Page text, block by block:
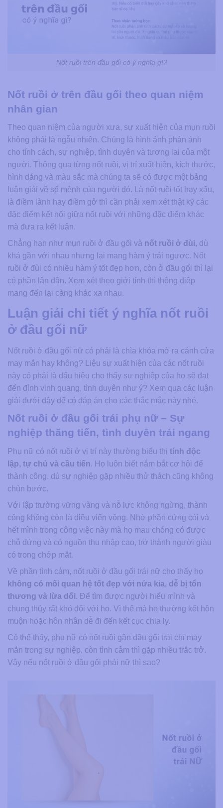
Nốt ruồi trên đầu gối có ý nghĩa gì?
Nốt ruồi ở trên đầu gối theo quan niệm
nhân gian
Theo quan niệm của người xưa, sự xuất hiện của mụn ruồi
không phải là ngẫu nhiên. Chúng là hình ảnh phản ánh
cho tính cách, sự nghiệp, tình duyên và tương lai của một
người. Thông qua từng nốt ruồi, vị trí xuất hiện, kích thước,
hình dáng và màu sắc mà chúng ta sẽ có được một bảng
luận giải về số mệnh của người đó. Là nốt ruồi tốt hay xấu,
là điềm lành hay điềm gở thì cần phải xem xét thật kỹ các
đặc điểm kết nối giữa nốt ruồi với những đặc điểm khác
mà đưa ra kết luận.
Chẳng hạn như mụn ruồi ở đầu gối và nốt ruồi ở đùi, dù
khá gần với nhau nhưng lại mang hàm ý trái ngược. Nốt
ruồi ở đùi có nhiều hàm ý tốt đẹp hơn, còn ở đầu gối thì lại
có phần lận đận. Xem xét theo giới tính thì thông điệp
mang đến lại càng khác xa nhau.
Luận giải chi tiết ý nghĩa nốt ruồi
ở đầu gối nữ
Nốt ruồi ở đầu gối nữ có phải là chìa khóa mở ra cánh cửa
may mắn hay không? Liệu sự xuất hiện của các nốt ruồi
này có phải là dấu hiệu cho thấy sự nghiệp của họ sẽ đạt
đến đỉnh vinh quang, tình duyên như ý? Xem qua các luận
giải dưới đây để có đáp án cho các thắc mắc này nhé.
Nốt ruồi ở đầu gối trái phụ nữ – Sự
nghiệp thăng tiến, tình duyên trái ngang
Phụ nữ có nốt ruồi ở vị trí này thường biểu thị tính độc
lập, tự chủ và cầu tiến. Họ luôn biết nắm bắt cơ hội để
thành công, dù sự nghiệp gặp nhiều thử thách cũng không
chùn bước.
Với lập trường vững vàng và nỗ lực không ngừng, thành
công không còn là điều viển vông. Nhờ phần cứng cỏi và
hết mình trong công việc này mà họ mau chóng có được
chỗ đứng và có nguồn thu nhập cao, trở thành người giàu
có trong chớp mắt.
Về phần tình cảm, nốt ruồi ở đầu gối trái nữ cho thấy họ
không có mối quan hệ tốt đẹp với nửa kia, dễ bị tổn
thương và lừa dối. Để tìm được người hiểu mình và
chung thủy rất khó đối với họ. Vì thế mà họ thường kết hôn
muộn hoặc hôn nhân dễ đi đến kết cục chia ly.
Có thể thấy, phụ nữ có nốt ruồi gần đầu gối trái chỉ may
mắn trong sự nghiệp, còn tình cảm thì gặp nhiều trắc trở.
Vậy nếu nốt ruồi ở đầu gối phải nữ thì sao?